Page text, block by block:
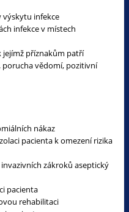
infekce
infekce v místech
jejímž příznakům patří
porucha vědomí, pozitivní
nákaz
pacienta k omezení rizika
zákroků aseptický
pacienta
rehabilitaci